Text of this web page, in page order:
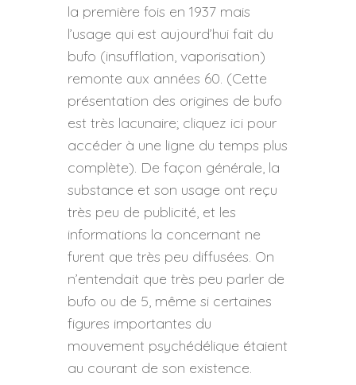
la première fois en 1937 mais
l’usage qui est aujourd’hui fait du
bufo (insufflation, vaporisation)
remonte aux années 60. (Cette
présentation des origines de bufo
est très lacunaire; cliquez ici pour
accéder à une ligne du temps plus
complète). De façon générale, la
substance et son usage ont reçu
très peu de publicité, et les
informations la concernant ne
furent que très peu diffusées. On
n’entendait que très peu parler de
bufo ou de 5, même si certaines
figures importantes du
mouvement psychédélique étaient
au courant de son existence.